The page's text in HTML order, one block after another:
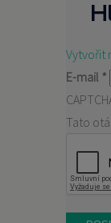
Vytvořit
E-mail *
Tato